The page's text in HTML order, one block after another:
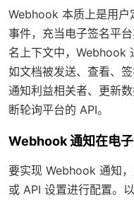
Webhook 本质上是用户
事件，充当电子签名平
名上下文中，Webhook
如文档被发送、查看、
通知利益相关者、更新
断轮询平台的 API。
Webhook 通知在电
要实现 Webhook 通知
或 API 设置进行配置。